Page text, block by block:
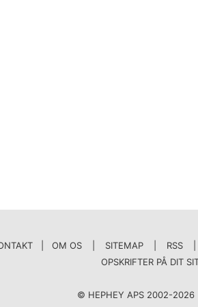
| OM OS SITEMAP RSS
OPSKRIFTER PÅ DIT
© HEPHEY APS 2002-2026